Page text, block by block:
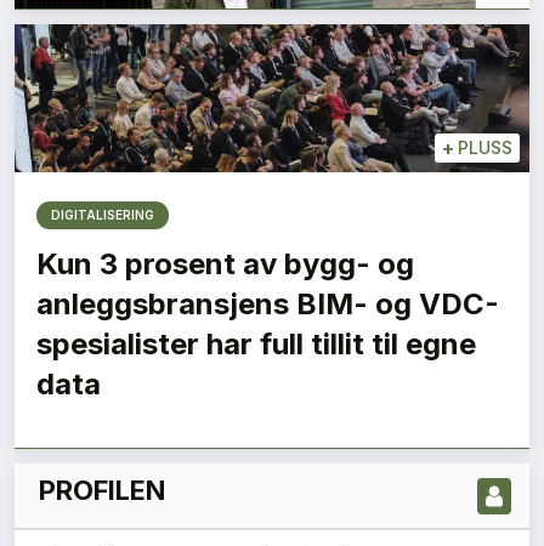
LES NYESTE UTGIVELSE HER
+ PLUSS
DIGITALISERING
Kun 3 prosent av bygg- og
anleggsbransjens BIM- og VDC-
spesialister har full tillit til egne
data
PROFILEN